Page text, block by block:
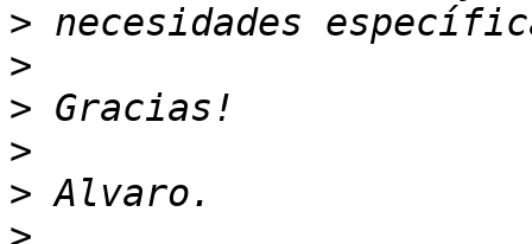
>
>
>
>
>